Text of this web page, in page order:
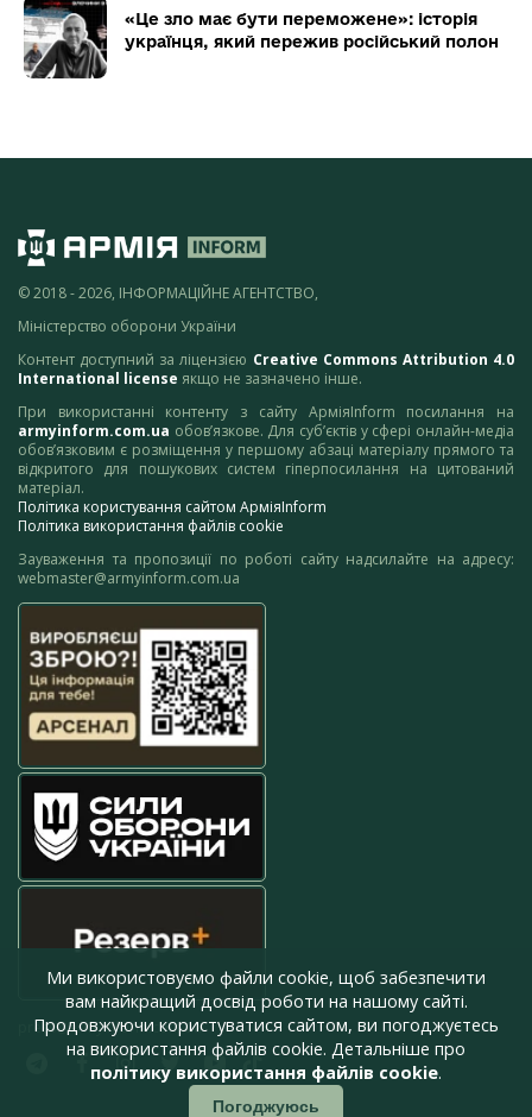
«Це зло має бути переможене»: історія
українця, який пережив російський полон
© 2018 - 2026, ІНФОРМАЦІЙНЕ АГЕНТСТВО,
Міністерство оборони України
Контент доступний за ліцензією Creative Commons Attribution 4.0
International license якщо не зазначено інше.
При використанні контенту з сайту АрміяInform посилання на
armyinform.com.ua обов’язкове. Для суб’єктів у сфері онлайн-медіа
обов’язковим є розміщення у першому абзаці матеріалу прямого та
відкритого для пошукових систем гіперпосилання на цитований
матеріал.
Політика користування сайтом АрміяInform
Політика використання файлів cookie
Зауваження та пропозиції по роботі сайту надсилайте на адресу:
webmaster@armyinform.com.ua
press@armyinform.com.ua
Ми використовуємо файли cookie, щоб забезпечити
вам найкращий досвід роботи на нашому сайті.
Продовжуючи користуватися сайтом, ви погоджуєтесь
на використання файлів cookie. Детальніше про
політику використання файлів cookie.
Погоджуюсь